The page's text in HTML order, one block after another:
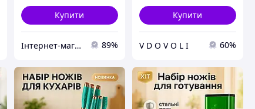
Купити
Інтернет-магазин 1001 Дрібниця 89%
Купити
V D O V O L I 60%